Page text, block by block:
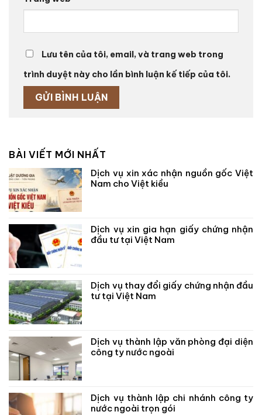
Lưu tên của tôi, email, và trang web trong
trình duyệt này cho lần bình luận kế tiếp của tôi.
BÀI VIẾT MỚI NHẤT
Dịch vụ xin xác nhận nguồn gốc Việt
Nam cho Việt kiều
Dịch vụ xin gia hạn giấy chứng nhận
đầu tư tại Việt Nam
Dịch vụ thay đổi giấy chứng nhận đầu
tư tại Việt Nam
Dịch vụ thành lập văn phòng đại diện
công ty nước ngoài
Dịch vụ thành lập chi nhánh công ty
nước ngoài trọn gói